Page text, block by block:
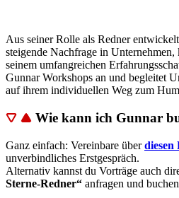
Aus seiner Rolle als Redner
steigende Nachfrage in Unternehmen,
seinem umfangreichen
Gunnar Workshops an und begleitet
auf ihrem individuellen Weg zum
Wie kann ich Gunnar
Ganz einfach: Vereinbare über
unverbindliches Erstgespräch.
Alternativ kannst du Vorträge auch
Sterne-Redner“ anfragen und